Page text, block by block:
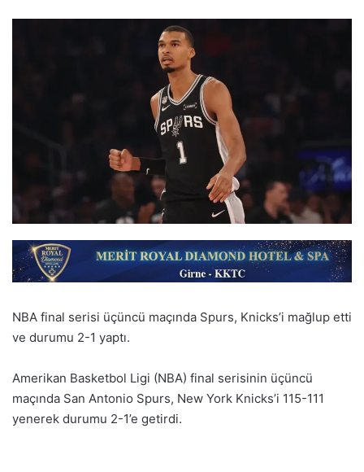
NBA final serisi üçüncü maçında Spurs, Knicks’i mağlup etti
ve durumu 2-1 yaptı.
Amerikan Basketbol Ligi (NBA) final serisinin üçüncü
maçında San Antonio Spurs, New York Knicks’i 115-111
yenerek durumu 2-1’e getirdi.